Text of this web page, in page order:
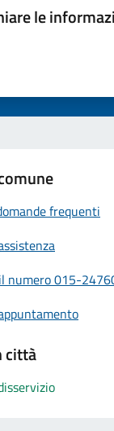
le
5 stelle su 5
stelle su 5
su 5
5
frequenti
numero 015-
città